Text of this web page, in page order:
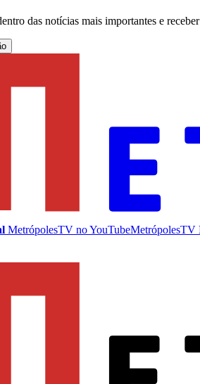
das notícias mais importantes e receber
MetrópolesTV noYouTubeMetrópolesTV